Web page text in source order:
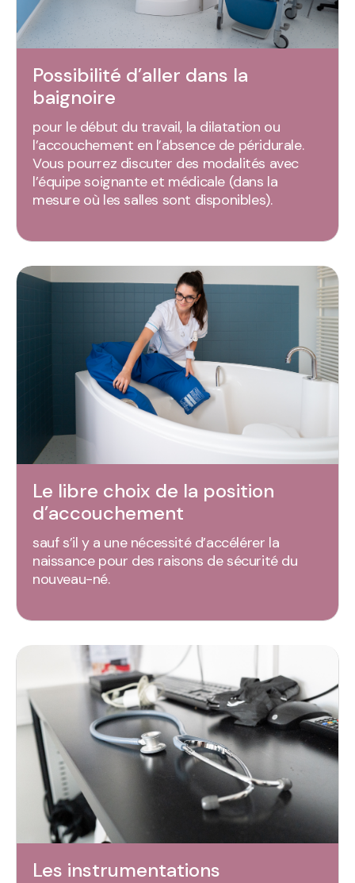
Possibilité d’aller dans la
baignoire
pour le début du travail, la dilatation ou
l’accouchement en l’absence de péridurale.
Vous pourrez discuter des modalités avec
l’équipe soignante et médicale (dans la
mesure où les salles sont disponibles).
Le libre choix de la position
d’accouchement
sauf s’il y a une nécessité d’accélérer la
naissance pour des raisons de sécurité du
nouveau-né.
Les instrumentations